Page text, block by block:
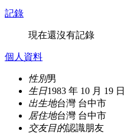
記錄
現在還沒有記錄
個人資料
性別男
生日1983 年 10 月 19 日
出生地台灣 台中市
居住地台灣 台中市
交友目的認識朋友